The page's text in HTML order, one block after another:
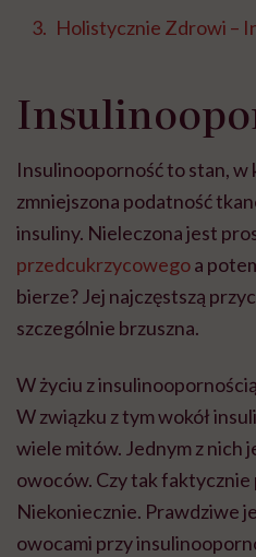
Holistycznie Zdrowi –
Insulinooporność to stan,
zmniejszona podatność
insuliny. Nieleczona jest
przedcukrzycowegoa
bierze? Jej najczęstszą
szczególnie brzuszna.
W życiu z
W związku z tym wokół
wiele mitów. Jednym z nich
owoców. Czy tak faktycznie
Niekoniecznie. Prawdziwe
owocami przy